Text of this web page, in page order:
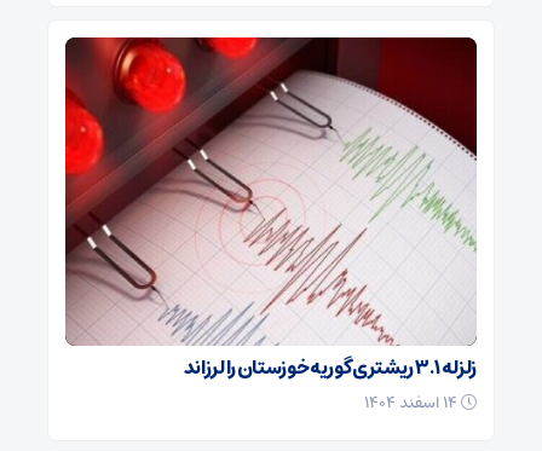
زلزله ۳.۱ ریشتری گوریه خوزستان را لرزاند